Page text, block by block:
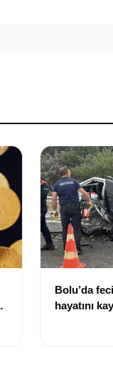
Bolu’da
hayatını